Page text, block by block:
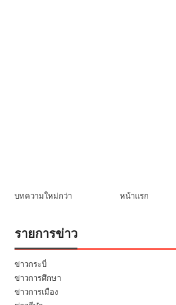
บทความใหม่กว่า หน้าแรก
รายการข่าว
ข่าวกระบี่
ข่าวการศึกษา
ข่าวการเมือง